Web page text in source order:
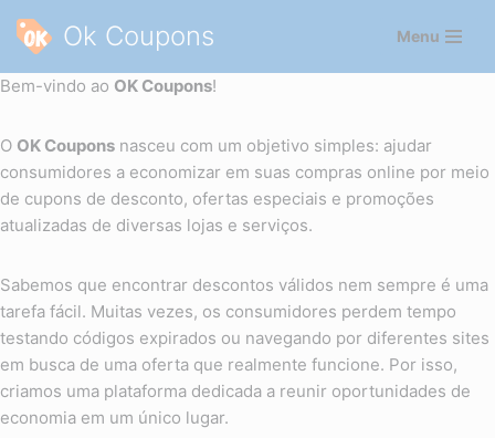
Pular
para
conteúdo
Ok Coupons Menu
Bem-vindo ao OK Coupons!
O OK Coupons nasceu com um objetivo simples: ajudar
consumidores a economizar em suas compras online por meio
de cupons de desconto, ofertas especiais e promoções
atualizadas de diversas lojas e serviços.
Sabemos que encontrar descontos válidos nem sempre é uma
tarefa fácil. Muitas vezes, os consumidores perdem tempo
testando códigos expirados ou navegando por diferentes sites
em busca de uma oferta que realmente funcione. Por isso,
criamos uma plataforma dedicada a reunir oportunidades de
economia em um único lugar.